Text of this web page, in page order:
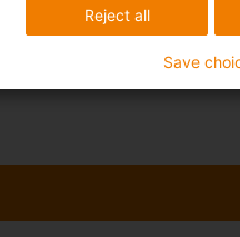
Reject all
Save